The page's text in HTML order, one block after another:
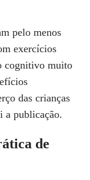
pelo menos
exercícios
cognitivo muito
das crianças
a publicação.
de